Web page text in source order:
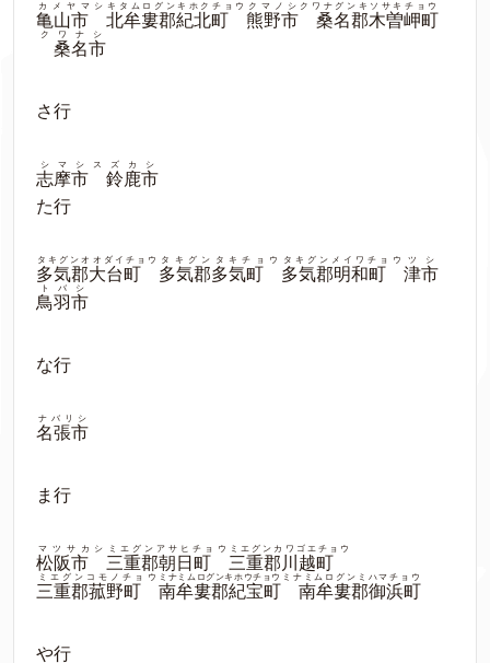
亀山市
カメヤマシ
北牟婁郡紀北町
キタムログンキホクチョウ
熊野市
クマノシ
桑名郡木曽岬町
クワナグンキソサキチョウ
桑名市
クワナシ
さ行
志摩市
シマシ
鈴鹿市
スズカシ
た行
多気郡大台町
タキグンオオダイチョウ
多気郡多気町
タキグンタキチョウ
多気郡明和町
タキグンメイワチョウ
津市
ツシ
鳥羽市
トバシ
な行
名張市
ナバリシ
ま行
松阪市
マツサカシ
三重郡朝日町
ミエグンアサヒチョウ
三重郡川越町
ミエグンカワゴエチョウ
三重郡菰野町
ミエグンコモノチョウ
南牟婁郡紀宝町
ミナミムログンキホウチョウ
南牟婁郡御浜町
ミナミムログンミハマチョウ
や行